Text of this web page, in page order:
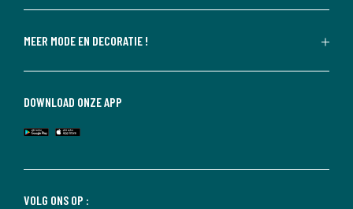
MEER MODE EN DECORATIE !
VOLG ONS OP :
DOWNLOAD ONZE APP